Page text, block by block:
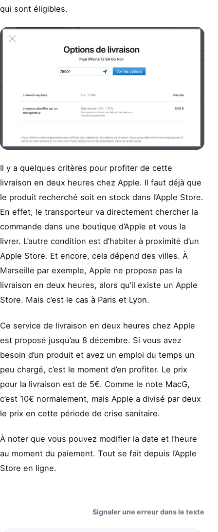
qui sont éligibles.
Il y a quelques critères pour profiter de cette
livraison en deux heures chez Apple. Il faut déjà que
le produit recherché soit en stock dans l’Apple Store.
En effet, le transporteur va directement chercher la
commande dans une boutique d’Apple et vous la
livrer. L’autre condition est d’habiter à proximité d’un
Apple Store. Et encore, cela dépend des villes. À
Marseille par exemple, Apple ne propose pas la
livraison en deux heures, alors qu’il existe un Apple
Store. Mais c’est le cas à Paris et Lyon.
Ce service de livraison en deux heures chez Apple
est proposé jusqu’au 8 décembre. Si vous avez
besoin d’un produit et avez un emploi du temps un
peu chargé, c’est le moment d’en profiter. Le prix
pour la livraison est de 5€. Comme le note MacG,
c’est 10€ normalement, mais Apple a divisé par deux
le prix en cette période de crise sanitaire.
À noter que vous pouvez modifier la date et l’heure
au moment du paiement. Tout se fait depuis l’Apple
Store en ligne.
Signaler une erreur dans le texte